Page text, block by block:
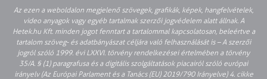
Az ezen a weboldalon megjelenő szövegek, grafikák, képek, hangfelvételek,
video anyagok vagy egyéb tartalmak szerzői jogvédelem alatt állnak. A
Hetek.hu Kft. minden jogot fenntart a tartalommal kapcsolatosan, beleértve a
tartalom szöveg- és adatbányászat céljára való felhasználását is – A szerzői
jogról szóló 1999. évi LXXVI. törvény rendelkezései értelmében a törvény
35/A. § (1) paragrafusa és a digitális szolgáltatások piacairól szóló európai
irányelv (Az Európai Parlament és a Tanács (EU) 2019/790 Irányelve) 4. cikke